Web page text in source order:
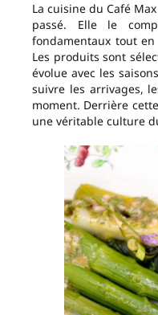
La cuisine du Café
passé. Elle le
fondamentaux tout
Les produits sont
évolue avec les
suivre les arrivages,
moment. Derrière
une véritable culture